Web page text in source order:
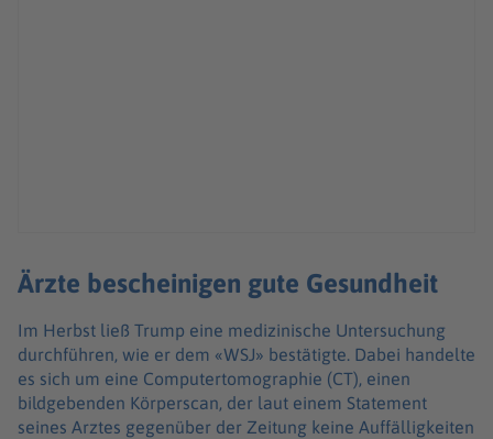
Ärzte bescheinigen gute Gesundheit
Im Herbst ließ Trump eine medizinische Untersuchung
durchführen, wie er dem «WSJ» bestätigte. Dabei handelte
es sich um eine Computertomographie (CT), einen
bildgebenden Körperscan, der laut einem Statement
seines Arztes gegenüber der Zeitung keine Auffälligkeiten